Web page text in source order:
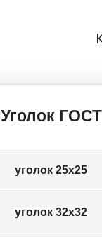
Уголок ГОСТ
уголок 25х25
уголок 32х32